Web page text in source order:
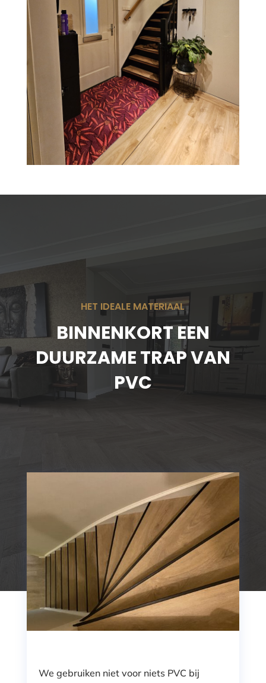
HET IDEALE MATERIAAL
BINNENKORT EEN
DUURZAME TRAP VAN
PVC
We gebruiken niet voor niets PVC bij